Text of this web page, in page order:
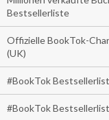
Bestsellerliste
Offizielle BookTok-
(UK)
#BookTok
#BookTok